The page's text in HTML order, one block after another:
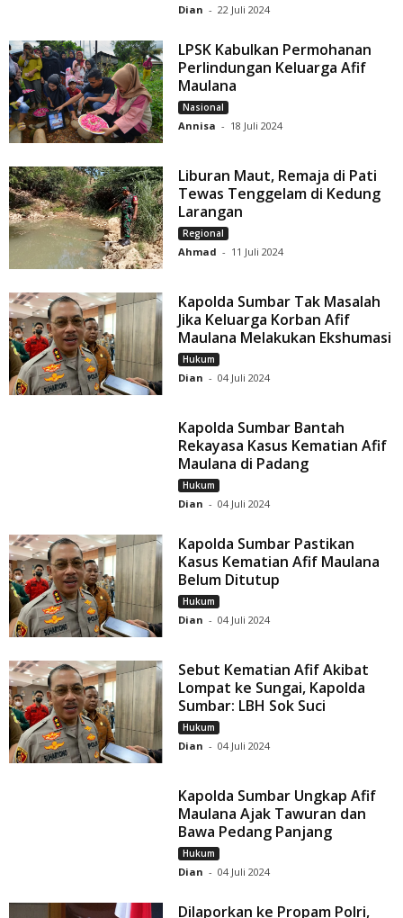
Dian - 22 Juli 2024
LPSK Kabulkan Permohanan
Perlindungan Keluarga Afif
Maulana
Nasional
Annisa - 18 Juli 2024
Liburan Maut, Remaja di Pati
Tewas Tenggelam di Kedung
Larangan
Regional
Ahmad - 11 Juli 2024
Kapolda Sumbar Tak Masalah
Jika Keluarga Korban Afif
Maulana Melakukan Ekshumasi
Hukum
Dian - 04 Juli 2024
Kapolda Sumbar Bantah
Rekayasa Kasus Kematian Afif
Maulana di Padang
Hukum
Dian - 04 Juli 2024
Kapolda Sumbar Pastikan
Kasus Kematian Afif Maulana
Belum Ditutup
Hukum
Dian - 04 Juli 2024
Sebut Kematian Afif Akibat
Lompat ke Sungai, Kapolda
Sumbar: LBH Sok Suci
Hukum
Dian - 04 Juli 2024
Kapolda Sumbar Ungkap Afif
Maulana Ajak Tawuran dan
Bawa Pedang Panjang
Hukum
Dian - 04 Juli 2024
Dilaporkan ke Propam Polri,